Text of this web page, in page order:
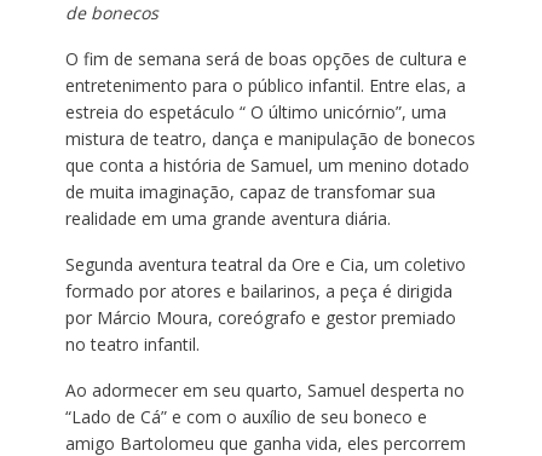
de bonecos
O fim de semana será de boas opções de cultura e
entretenimento para o público infantil. Entre elas, a
estreia do espetáculo “ O último unicórnio”, uma
mistura de teatro, dança e manipulação de bonecos
que conta a história de Samuel, um menino dotado
de muita imaginação, capaz de transfomar sua
realidade em uma grande aventura diária.
Segunda aventura teatral da Ore e Cia, um coletivo
formado por atores e bailarinos, a peça é dirigida
por Márcio Moura, coreógrafo e gestor premiado
no teatro infantil.
Ao adormecer em seu quarto, Samuel desperta no
“Lado de Cá” e com o auxílio de seu boneco e
amigo Bartolomeu que ganha vida, eles percorrem